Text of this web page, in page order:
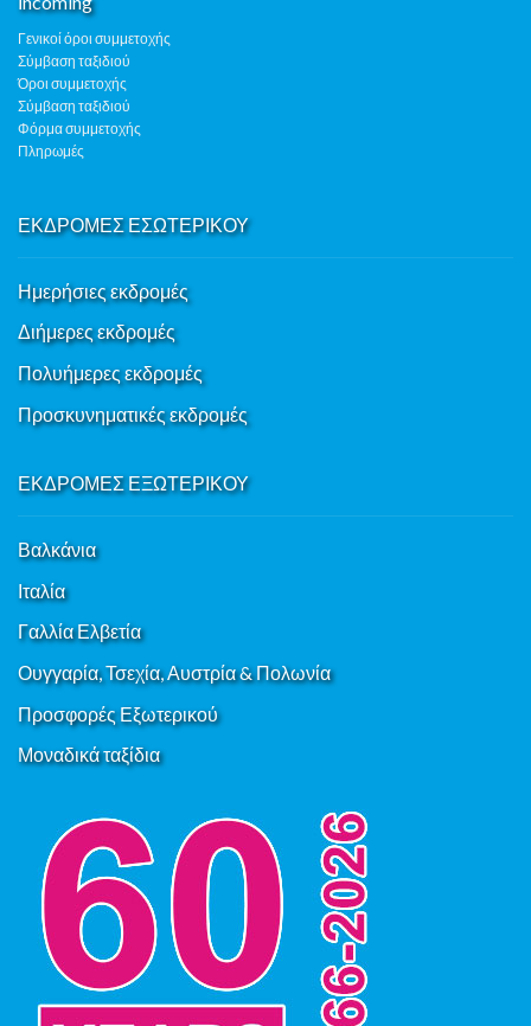
Γενικοί όροι συμμετοχής
Σύμβαση ταξιδιού
Όροι συμμετοχής
Σύμβαση ταξιδιού
Φόρμα συμμετοχής
Πληρωμές
ΕΚΔΡΟΜΕΣ ΕΣΩΤΕΡΙΚΟΥ
Ημερήσιες εκδρομές
Διήμερες εκδρομές
Πολυήμερες εκδρομές
Προσκυνηματικές εκδρομές
ΕΚΔΡΟΜΕΣ ΕΞΩΤΕΡΙΚΟΥ
Βαλκάνια
Ιταλία
Γαλλία Ελβετία
Ουγγαρία, Τσεχία, Αυστρία & Πολωνία
Προσφορές Εξωτερικού
Μοναδικά ταξίδια